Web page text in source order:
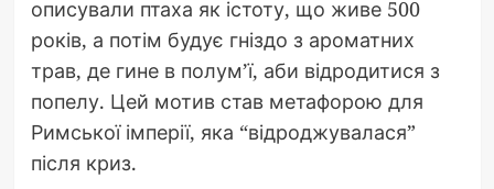
описували птаха як істоту, що живе 500
років, а потім будує гніздо з ароматних
трав, де гине в полум’ї, аби відродитися з
попелу. Цей мотив став метафорою для
Римської імперії, яка “відроджувалася”
після криз.